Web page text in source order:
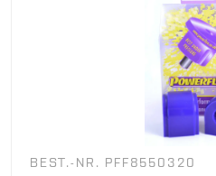
BEST.-NR. PFF8550320